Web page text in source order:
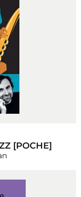
[POCHE]